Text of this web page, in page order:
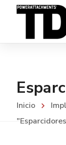
Inicio